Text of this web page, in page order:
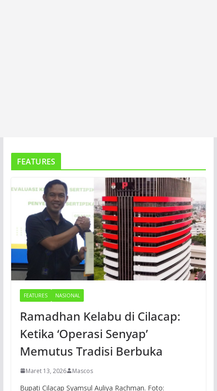
FEATURES
FEATURES NASIONAL
Ramadhan Kelabu di Cilacap:
Ketika ‘Operasi Senyap’
Memutus Tradisi Berbuka
Maret 13, 2026 Mascos
Bupati Cilacap Syamsul Auliya Rachman. Foto: